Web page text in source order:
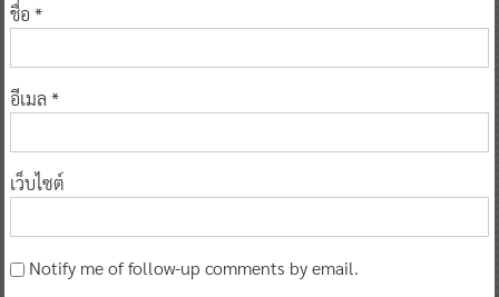
ชื่อ *
อีเมล *
เว็บไซต์
Notify me of follow-up comments by email.